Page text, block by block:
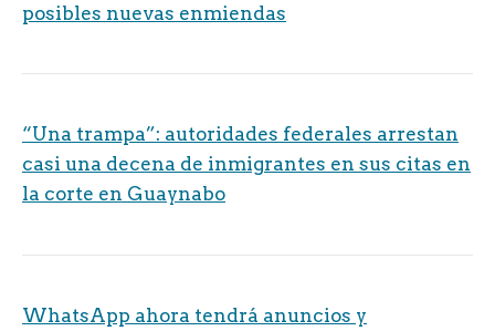
posibles nuevas enmiendas
“Una trampa”: autoridades federales arrestan
casi una decena de inmigrantes en sus citas en
la corte en Guaynabo
WhatsApp ahora tendrá anuncios y